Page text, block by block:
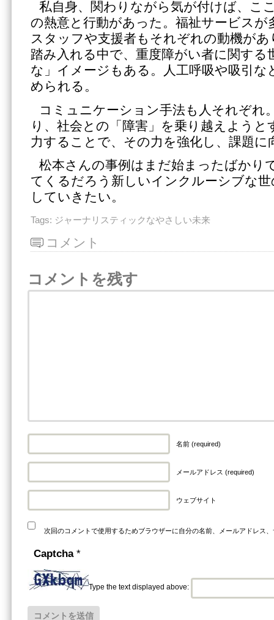
私自身、関わりながら気が付けば、こ
の熱意と行動があった。福祉サービスが
スタッフや支援者もそれぞれの動機が
踏み入れる中で、重度障がい者に関する
な」イメージもある。人工呼吸や吸引な
められる。
コミュニケーション手法も人それぞれ
り、社会との「障害」を乗り越えよう
力することで、その力を強化し、課題に
松本さんの事例はまだ始まったばかり
てくるだろう新しいインクルーシブな
していきたい。
Tags: ジャーナリスティックなやさしい未来
コメント
コメントを残す
名前 (required)
メールアドレス (required)
ウェブサイト
次回のコメントで使用するためブラウザーに自分の名前、メールアドレス
Captcha *
Type the text displayed above: